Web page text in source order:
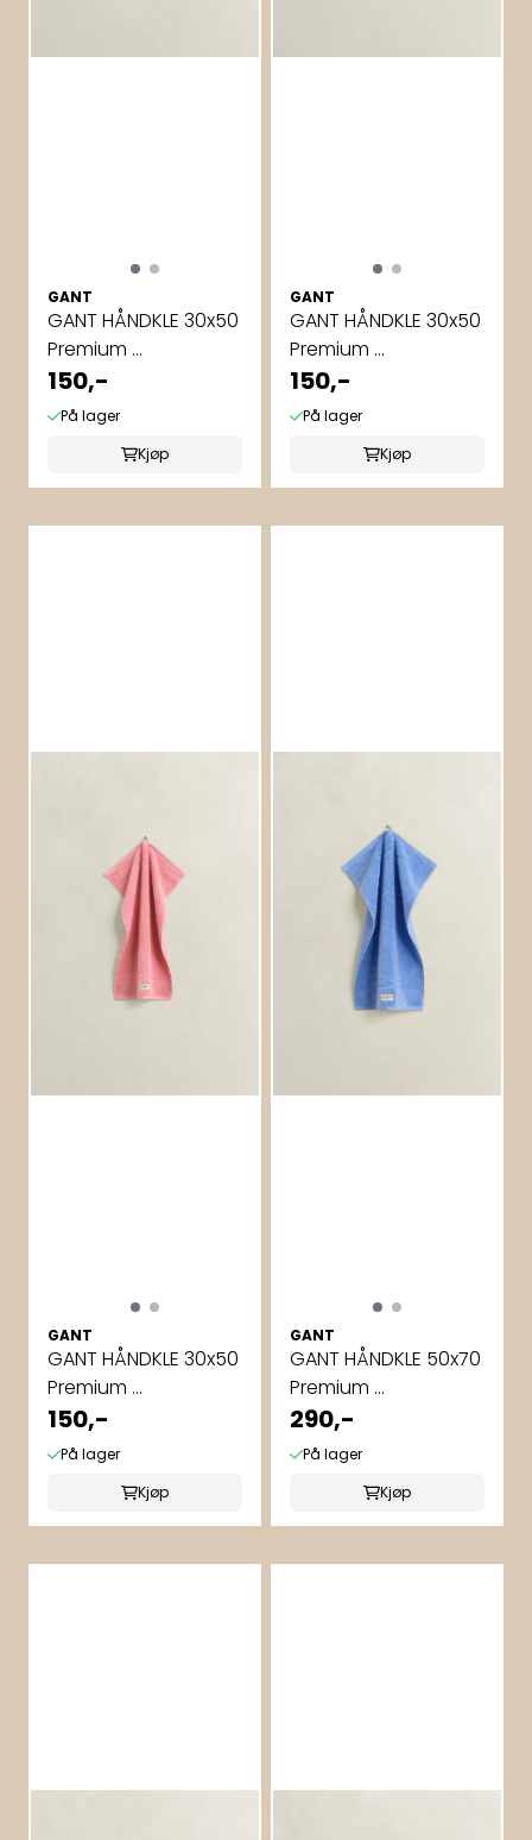
GANT
GANT HÅNDKLE 30x50
Premium ...
150,-
På lager
Kjøp
GANT
GANT HÅNDKLE 30x50
Premium ...
150,-
På lager
Kjøp
GANT
GANT HÅNDKLE 30x50
Premium ...
150,-
På lager
Kjøp
GANT
GANT HÅNDKLE 50x70
Premium ...
290,-
På lager
Kjøp